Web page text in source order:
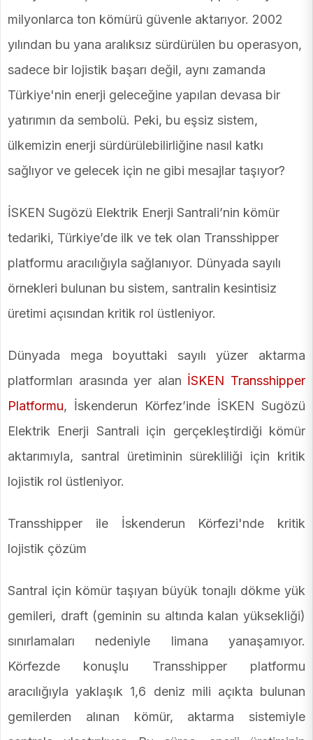
milyonlarca ton kömürü güvenle aktarıyor. 2002
yılından bu yana aralıksız sürdürülen bu operasyon,
sadece bir lojistik başarı değil, aynı zamanda
Türkiye'nin enerji geleceğine yapılan devasa bir
yatırımın da sembolü. Peki, bu eşsiz sistem,
ülkemizin enerji sürdürülebilirliğine nasıl katkı
sağlıyor ve gelecek için ne gibi mesajlar taşıyor?
İSKEN Sugözü Elektrik Enerji Santrali’nin kömür
tedariki, Türkiye’de ilk ve tek olan Transshipper
platformu aracılığıyla sağlanıyor. Dünyada sayılı
örnekleri bulunan bu sistem, santralin kesintisiz
üretimi açısından kritik rol üstleniyor.
Dünyada mega boyuttaki sayılı yüzer aktarma
platformları arasında yer alan İSKEN Transshipper
Platformu, İskenderun Körfez’inde İSKEN Sugözü
Elektrik Enerji Santrali için gerçekleştirdiği kömür
aktarımıyla, santral üretiminin sürekliliği için kritik
lojistik rol üstleniyor.
Transshipper ile İskenderun Körfezi'nde kritik
lojistik çözüm
Santral için kömür taşıyan büyük tonajlı dökme yük
gemileri, draft (geminin su altında kalan yüksekliği)
sınırlamaları nedeniyle limana yanaşamıyor.
Körfezde konuşlu Transshipper platformu
aracılığıyla yaklaşık 1,6 deniz mili açıkta bulunan
gemilerden alınan kömür, aktarma sistemiyle